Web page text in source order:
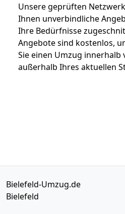
Unsere geprüften
Ihnen unverbindliche
Ihre Bedürfnisse
Angebote sind kostenlos,
Sie einen Umzug innerhalb
außerhalb Ihres aktuellen
Bielefeld-Umzug.de
Bielefeld